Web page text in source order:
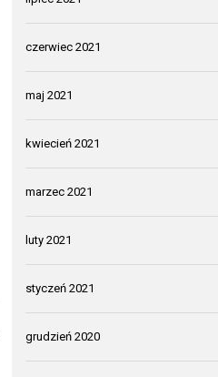
czerwiec 2021
maj 2021
kwiecień 2021
marzec 2021
luty 2021
styczeń 2021
grudzień 2020